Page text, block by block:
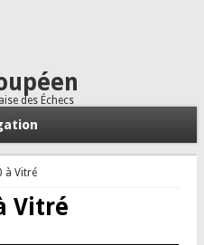
des Échecs
à Vitré
Vitré